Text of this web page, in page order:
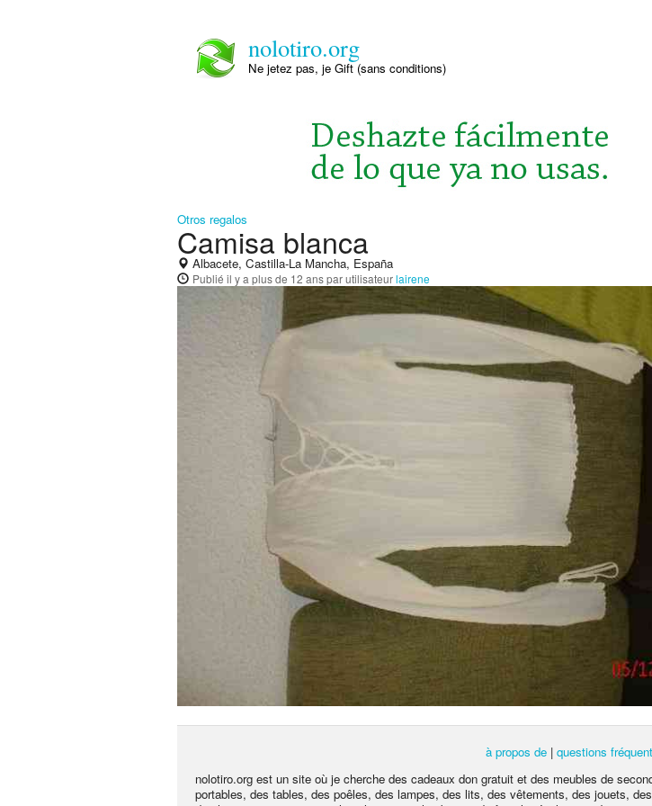
nolotiro.org
Ne jetez pas, je Gift (sans conditions)
Otros regalos
Camisa blanca
Albacete, Castilla-La Mancha, España
Publié il y a plus de 12 anspar utilisateurlairene
à propos de | questions
nolotiro.org est un site où je cherche des cadeaux don gratuit et des meubles de
portables, des tables, des poêles, des lampes, des lits, des vêtements, des jouets,